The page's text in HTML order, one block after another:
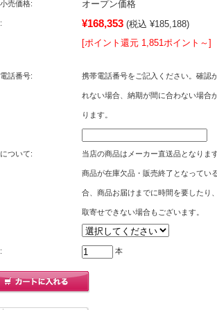
売価格: オープン価格
¥168,353 (税込 ¥185,188)
[ポイント還元 1,851ポイント～]
話番号: 携帯電話番号をご記入ください。確認
れない場合、納期が間に合わない場合
ります。
ついて: 当店の商品はメーカー直送品となります
商品が在庫欠品・販売終了となってい
合、商品お届けまでに時間を要したり
取寄せできない場合もございます。
本